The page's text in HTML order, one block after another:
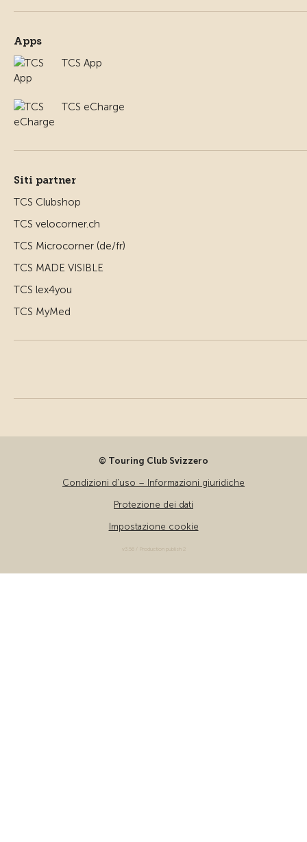
Apps
TCS App
TCS eCharge
Siti partner
TCS Clubshop
TCS velocorner.ch
TCS Microcorner (de/fr)
TCS MADE VISIBLE
TCS lex4you
TCS MyMed
© Touring Club Svizzero
Condizioni d'uso – Informazioni giuridiche
Protezione dei dati
Impostazione cookie
v3.56 / Production publish 2